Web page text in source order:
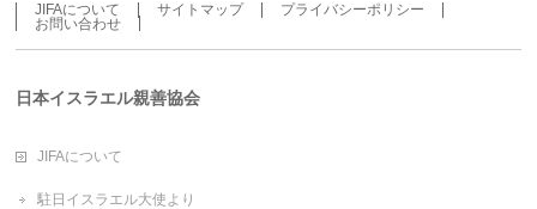
JIFAについて サイトマップ
プライバシーポリシー
お問い合わせ
日本イスラエル親善協会
JIFAについて
駐日イスラエル大使より